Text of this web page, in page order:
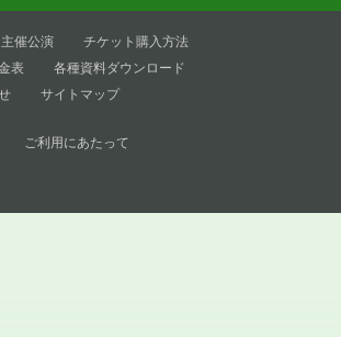
主催公演
チケット購入方法
表
各種資料ダウンロード
サイトマップ
ご利用にあたって